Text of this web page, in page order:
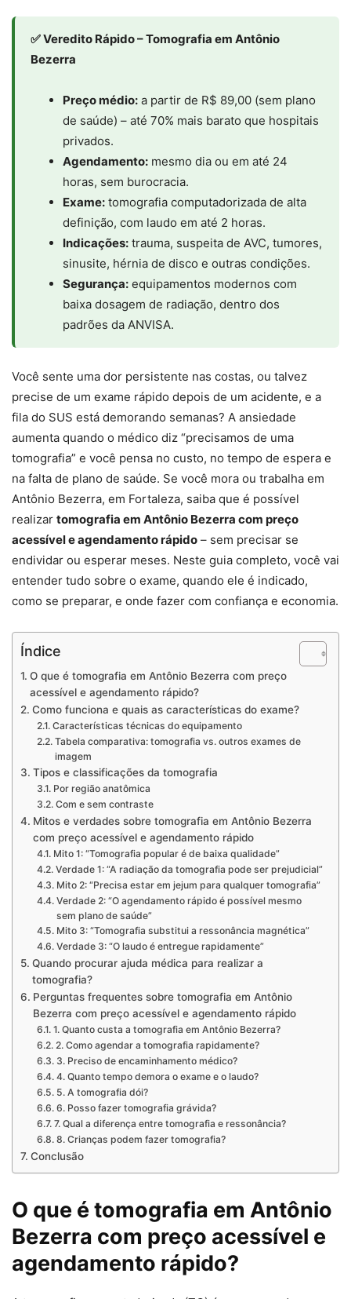
✅ Veredito Rápido – Tomografia em Antônio
Bezerra
Preço médio: a partir de R$ 89,00 (sem plano
de saúde) – até 70% mais barato que hospitais
privados.
Agendamento: mesmo dia ou em até 24
horas, sem burocracia.
Exame: tomografia computadorizada de alta
definição, com laudo em até 2 horas.
Indicações: trauma, suspeita de AVC, tumores,
sinusite, hérnia de disco e outras condições.
Segurança: equipamentos modernos com
baixa dosagem de radiação, dentro dos
padrões da ANVISA.
Você sente uma dor persistente nas costas, ou talvez
precise de um exame rápido depois de um acidente, e a
fila do SUS está demorando semanas? A ansiedade
aumenta quando o médico diz “precisamos de uma
tomografia” e você pensa no custo, no tempo de espera e
na falta de plano de saúde. Se você mora ou trabalha em
Antônio Bezerra, em Fortaleza, saiba que é possível
realizar tomografia em Antônio Bezerra com preço
acessível e agendamento rápido – sem precisar se
endividar ou esperar meses. Neste guia completo, você vai
entender tudo sobre o exame, quando ele é indicado,
como se preparar, e onde fazer com confiança e economia.
Índice
O que é tomografia em Antônio Bezerra com preço
acessível e agendamento rápido?
Como funciona e quais as características do exame?
Características técnicas do equipamento
Tabela comparativa: tomografia vs. outros exames de
imagem
Tipos e classificações da tomografia
Por região anatômica
Com e sem contraste
Mitos e verdades sobre tomografia em Antônio Bezerra
com preço acessível e agendamento rápido
Mito 1: “Tomografia popular é de baixa qualidade”
Verdade 1: “A radiação da tomografia pode ser prejudicial”
Mito 2: “Precisa estar em jejum para qualquer tomografia”
Verdade 2: “O agendamento rápido é possível mesmo
sem plano de saúde”
Mito 3: “Tomografia substitui a ressonância magnética”
Verdade 3: “O laudo é entregue rapidamente”
Quando procurar ajuda médica para realizar a
tomografia?
Perguntas frequentes sobre tomografia em Antônio
Bezerra com preço acessível e agendamento rápido
1. Quanto custa a tomografia em Antônio Bezerra?
2. Como agendar a tomografia rapidamente?
3. Preciso de encaminhamento médico?
4. Quanto tempo demora o exame e o laudo?
5. A tomografia dói?
6. Posso fazer tomografia grávida?
7. Qual a diferença entre tomografia e ressonância?
8. Crianças podem fazer tomografia?
Conclusão
O que é tomografia em Antônio
Bezerra com preço acessível e
agendamento rápido?